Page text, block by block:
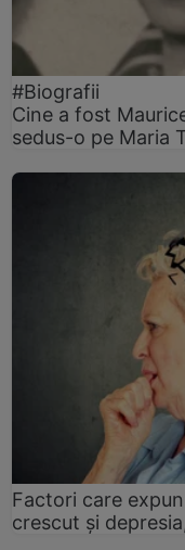
#Biografii
Cine a fost
sedus-o pe Maria
Factori care
crescut şi